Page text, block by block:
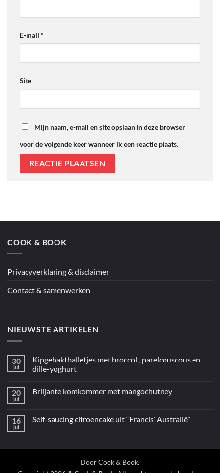
E-mail *
Site
Mijn naam, e-mail en site opslaan in deze browser
voor de volgende keer wanneer ik een reactie plaats.
COOK & BOOK
Privacyverklaring & disclaimer
Contact & samenwerken
NIEUWSTE ARTIKELEN
30
jul
Kipgehaktballetjes met broccoli, parelcouscous en
dille-yoghurt
op
Kipgehaktballetjes
parelcouscous
en
20
jul
Briljante komkommer met mangochutney
Briljante
16
jul
Self-saucing citroencake uit “Francis’ Australië”
Self-
DoorCook & Book.